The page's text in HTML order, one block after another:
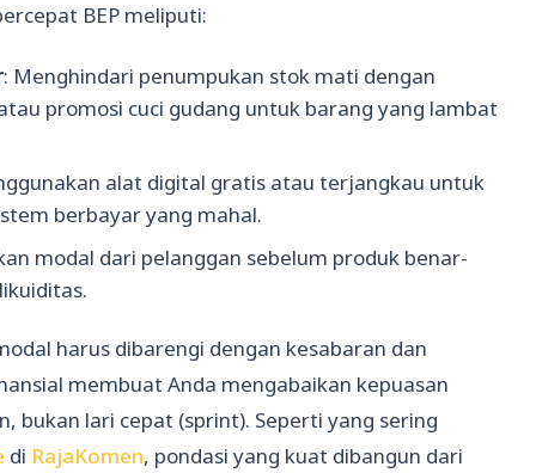
BEP meliputi:
: Menghindari penumpukan stok mati dengan
promosi cuci gudang untuk barang yang lambat
alat digital gratis atau terjangkau untuk
berbayar yang mahal.
modal dari pelanggan sebelum produk benar-
harus dibarengi dengan kesabaran dan
membuat Anda mengabaikan kepuasan
bukan lari cepat (sprint). Seperti yang sering
di RajaKomen, pondasi yang kuat dibangun dari